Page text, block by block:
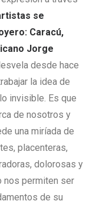
se
Caracú,
Jorge
desde hace
la idea de
invisible. Es que
de nosotros y
una miríada de
placenteras,
dolorosas y
nos permiten ser
de su